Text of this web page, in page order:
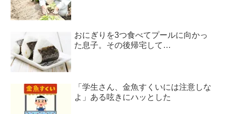
おにぎりを3つ食べてプールに向かっ
た息子。その後帰宅して…
「学生さん、金魚すくいには注意しな
よ」ある呟きにハッとした